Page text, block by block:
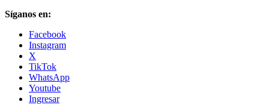
Síganos en:
Facebook
Instagram
X
TikTok
WhatsApp
Youtube
Ingresar